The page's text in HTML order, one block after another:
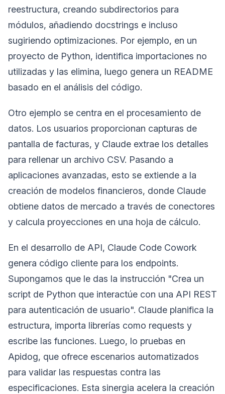
reestructura, creando subdirectorios para
módulos, añadiendo docstrings e incluso
sugiriendo optimizaciones. Por ejemplo, en un
proyecto de Python, identifica importaciones no
utilizadas y las elimina, luego genera un README
basado en el análisis del código.
Otro ejemplo se centra en el procesamiento de
datos. Los usuarios proporcionan capturas de
pantalla de facturas, y Claude extrae los detalles
para rellenar un archivo CSV. Pasando a
aplicaciones avanzadas, esto se extiende a la
creación de modelos financieros, donde Claude
obtiene datos de mercado a través de conectores
y calcula proyecciones en una hoja de cálculo.
En el desarrollo de API, Claude Code Cowork
genera código cliente para los endpoints.
Supongamos que le das la instrucción "Crea un
script de Python que interactúe con una API REST
para autenticación de usuario". Claude planifica la
estructura, importa librerías como requests y
escribe las funciones. Luego, lo pruebas en
Apidog, que ofrece escenarios automatizados
para validar las respuestas contra las
especificaciones. Esta sinergia acelera la creación